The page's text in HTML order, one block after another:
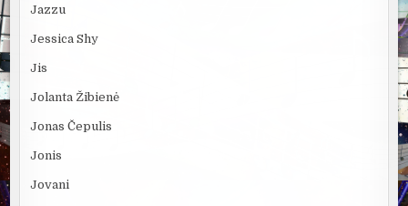
Jazzu
Jessica Shy
Jis
Jolanta Žibienė
Jonas Čepulis
Jonis
Jovani